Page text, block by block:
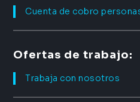
Cuenta de cobro
Ofertas de trabajo:
Trabaja con nosotros